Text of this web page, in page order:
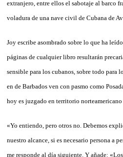
extranjero, entre ellos el sabotaje al barco
voladura de una nave civil de Cubana de
Joy escribe asombrado sobre lo que ha
páginas de cualquier libro resultarán
sensible para los cubanos, sobre todo para
en de Barbados ven con pasmo como
hoy es juzgado en territorio
«Yo entiendo, pero otros no. Debemos
nuestro alcance, si es necesario persona a
me responde al día siguiente. Y añade: